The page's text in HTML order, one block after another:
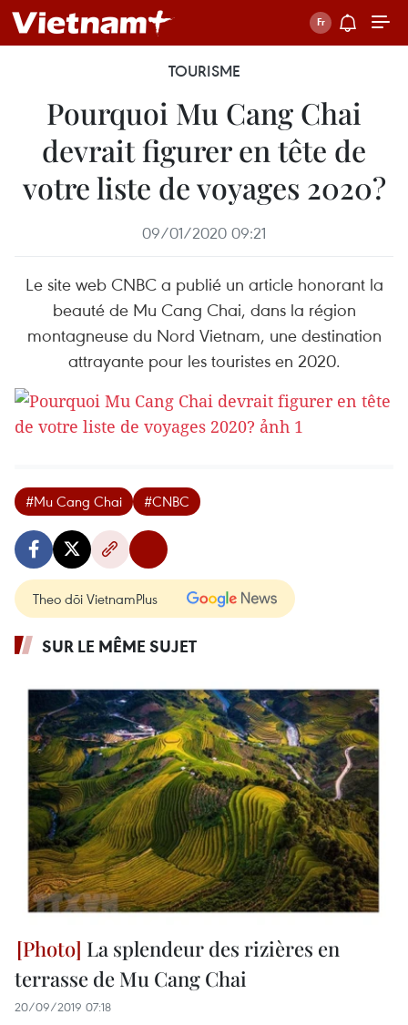
TOURISME
Pourquoi Mu Cang Chai
devrait figurer en tête de
votre liste de voyages 2020?
09/01/2020 09:21
Le site web CNBC a publié un article honorant la
beauté de Mu Cang Chai, dans la région
montagneuse du Nord Vietnam, une destination
attrayante pour les touristes en 2020.
#Mu Cang Chai #CNBC
Theo dõi VietnamPlus
SUR LE MÊME SUJET
La splendeur des rizières en
terrasse de Mu Cang Chai
20/09/2019 07:18